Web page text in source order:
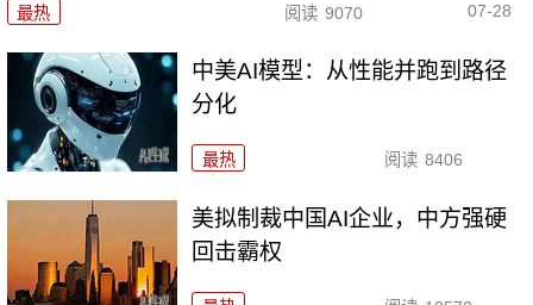
最热 阅读 9070 07-28
中美AI模型：从性能并跑到路径
分化
最热 阅读 8406
美拟制裁中国AI企业，中方强硬
回击霸权